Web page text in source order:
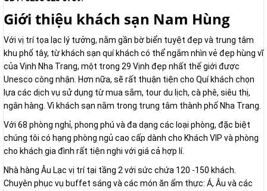
Giới thiệu khách sạn Nam Hùng
Với vị trí tọa lạc lý tưởng, nằm gần bờ biển tuyệt đẹp và trung tâm
khu phố tây, từ khách sạn quí khách có thể ngắm nhìn vẻ đẹp hùng vĩ
của Vịnh Nha Trang, một trong 29 Vịnh đẹp nhất thế giới được
Unesco công nhận. Hơn nữa, sẽ rất thuận tiện cho Quí khách chọn
lựa các dịch vụ sử dụng từ mua sắm, tour du lịch, cà phê, siêu thị,
ngân hàng. Vì khách sạn nằm trong trung tâm thành phố Nha Trang.
Với 68 phòng nghỉ, phong phú và đa dạng các loại phòng, đặc biệt
chúng tôi có hạng phòng ngủ cao cấp dành cho Khách VIP và phòng
cho khách gia đình rất tiện nghi với giá cả hợp lí.
Nhà hàng Âu Lạc vị trí tại tầng 2 với sức chứa 120 -150 khách.
Chuyên phục vụ buffet sáng và các món ăn ẩm thực: Á, Âu và các